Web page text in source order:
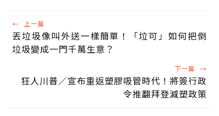
← 上一篇
丟垃圾像叫外送一樣簡單！「垃可」如何把倒
垃圾變成一門千萬生意？
下一篇 →
狂人川普／宣布重返塑膠吸管時代！將簽行政
令推翻拜登減塑政策